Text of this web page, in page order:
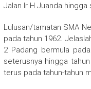
Jalan Ir H Juanda hingga
Lulusan/tamatan SMA
pada tahun 1962.
2 Padang bermula
seterusnya hingga
terus pada tahun-tahun